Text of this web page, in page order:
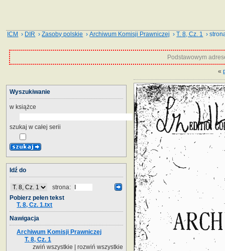
ICM › DIR ›Zasoby polskie ›Archiwum Komisji Prawniczej ›T. 8, Cz. 1 ›
Podstawowym
«
Wyszukiwanie
w książce
szukaj w całej serii
Idź do
strona:
Pobierz pełen tekst
T. 8, Cz. 1.txt
Nawigacja
Archiwum Komisji Prawniczej
T. 8, Cz. 1
zwiń wszystkie
rozwiń wszystkie